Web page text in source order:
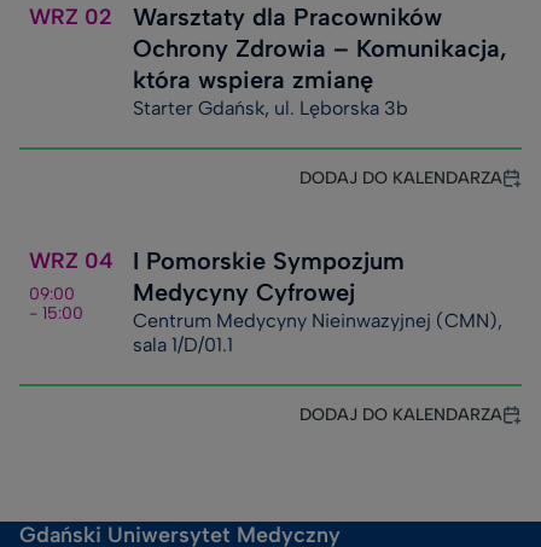
WRZ 02
Warsztaty dla Pracowników
Ochrony Zdrowia – Komunikacja,
która wspiera zmianę
Starter Gdańsk, ul. Lęborska 3b
DODAJ DO KALENDARZA
WRZ 04
09:00
- 15:00
I Pomorskie Sympozjum
Medycyny Cyfrowej
Centrum Medycyny Nieinwazyjnej (CMN),
sala 1/D/01.1
DODAJ DO KALENDARZA
Gdański Uniwersytet Medyczny